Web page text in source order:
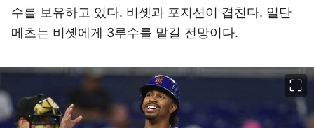
수를 보유하고 있다. 비솃과 포지션이 겹친다. 일단
메츠는 비솃에게 3루수를 맡길 전망이다.